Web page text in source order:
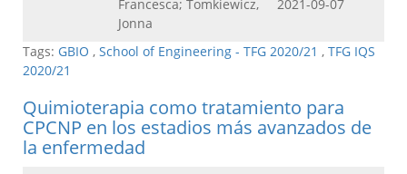
Francesca; Tomkiewicz,
Jonna
2021-09-07
Tags: GBIO , School of Engineering - TFG 2020/21 , TFG IQS
2020/21
Quimioterapia como tratamiento para
CPCNP en los estadios más avanzados de
la enfermedad